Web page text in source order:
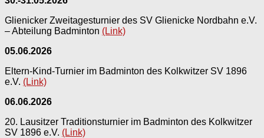
Glienicker Zweitagesturnier des SV Glienicke Nordbahn e.V.
– Abteilung Badminton (Link)
05.06.2026
Eltern-Kind-Turnier im Badminton des Kolkwitzer SV 1896
e.V. (Link)
06.06.2026
20. Lausitzer Traditionsturnier im Badminton des Kolkwitzer
SV 1896 e.V. (Link)